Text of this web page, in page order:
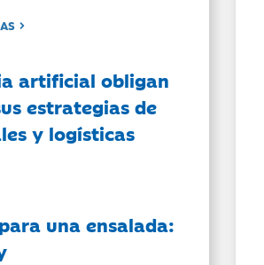
artificial obligan
estrategias de
y logísticas
una ensalada: